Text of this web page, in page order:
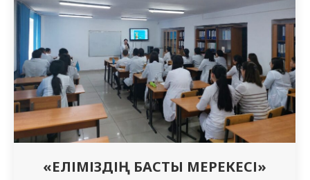
Президенттің жолдауы-еліміздің жылдық
даму стратегиясын айқындайтын маңызды
құжат, онда Мемлекет…
«ЕЛІМІЗДІҢ БАСТЫ МЕРЕКЕСІ»